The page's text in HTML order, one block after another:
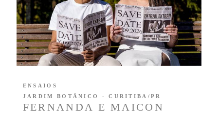
FERNANDA E MAICON
ENSAIOS
JARDIM BOTÂNICO - CURITIBA/PR